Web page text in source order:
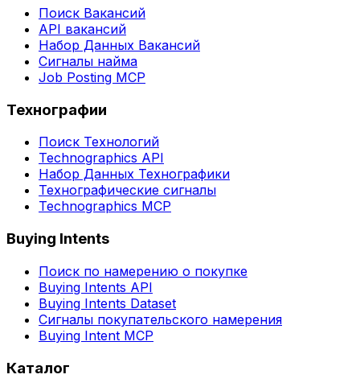
Поиск Вакансий
API вакансий
Набор Данных Вакансий
Сигналы найма
Job Posting MCP
Технографии
Поиск Технологий
Technographics API
Набор Данных Технографики
Технографические сигналы
Technographics MCP
Buying Intents
Поиск по намерению о покупке
Buying Intents API
Buying Intents Dataset
Сигналы покупательского намерения
Buying Intent MCP
Каталог